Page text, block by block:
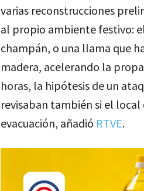
varias reconstrucciones
al propio ambiente festivo:
champán, o una llama que
madera, acelerando la
horas, la hipótesis de un
revisaban también si el
evacuación, añadió RTVE.